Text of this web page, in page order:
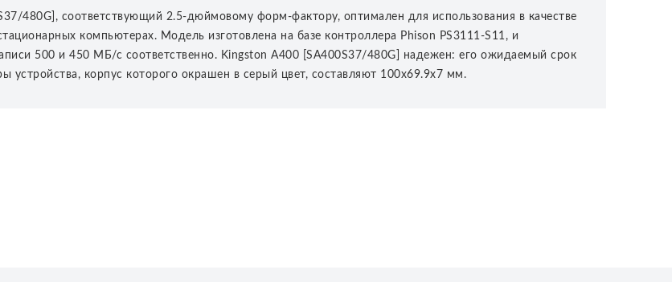
480G], соответствующий 2.5-дюймовому форм-фактору, оптимален для использования в качестве
компьютерах. Модель изготовлена на базе контроллера Phison PS3111-S11, и
500 и 450 МБ/с соответственно. Kingston A400 [SA400S37/480G] надежен: его ожидаемый срок
устройства, корпус которого окрашен в серый цвет, составляют 100x69.9x7 мм.